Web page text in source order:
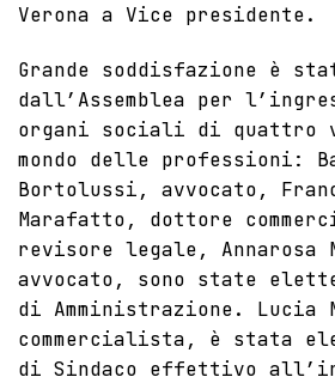
Verona a Vice presidente.
Grande soddisfazione è
dall’Assemblea per
organi sociali di quattro
mondo delle professioni:
Bortolussi, avvocato,
Marafatto, dottore
revisore legale, Annarosa
avvocato, sono state
di Amministrazione. Lucia
commercialista, è stata
di Sindaco effettivo